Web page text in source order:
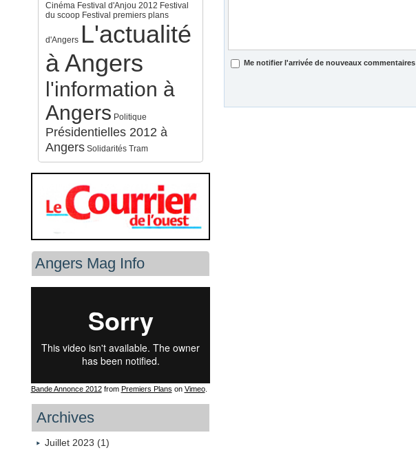
Cinéma Festival d'Anjou 2012 Festival
du scoop Festival premiers plans
d'Angers L'actualité
à Angers
l'information à
Angers Politique
Présidentielles 2012 à
Angers Solidarités Tram
Angers Mag Info
Bande Annonce 2012from Premiers Plans on Vimeo.
Archives
Juillet 2023 (1)
Me notifier l'arrivée de nouveaux commentaires